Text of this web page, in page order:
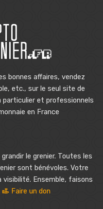
bonnes affaires, vendez
etc., sur le seul site de
et professionnels
en France
le grenier. Toutes les
sont bénévoles. Votre
Ensemble, faisons
Faire un don